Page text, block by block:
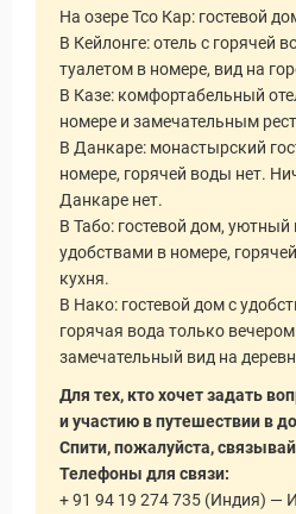
На озере Тсо Кар: гостевой
В Кейлонге: отель с горячей
туалетом в номере, вид на
В Казе: комфортабельный
номере и замечательным
В Данкаре: монастырский
номере, горячей воды нет.
Данкаре нет.
В Табо: гостевой дом, уютный
удобствами в номере,
кухня.
В Нако: гостевой дом с
горячая вода только
замечательный вид на
Для тех, кто хочет задать
и участию в путешествии в
Спити, пожалуйста,
Телефоны для связи:
+ 91 94 19 274 735 (Индия) —